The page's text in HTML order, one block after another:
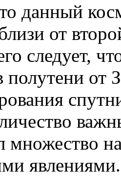
данный
от
следует,
полутени от
множество
явлениями.